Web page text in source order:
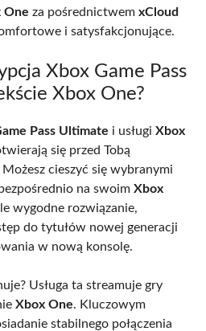
One za pośrednictwem xCloud
i satysfakcjonujące.
Xbox Game Pass
Xbox One?
Pass Ultimate i usługi Xbox
się przed Tobą
cieszyć się wybranymi
na swoim Xbox
wygodne rozwiązanie,
do tytułów nowej generacji
w nową konsolę.
Usługa ta streamuje gry
Xbox One. Kluczowym
stabilnego połączenia